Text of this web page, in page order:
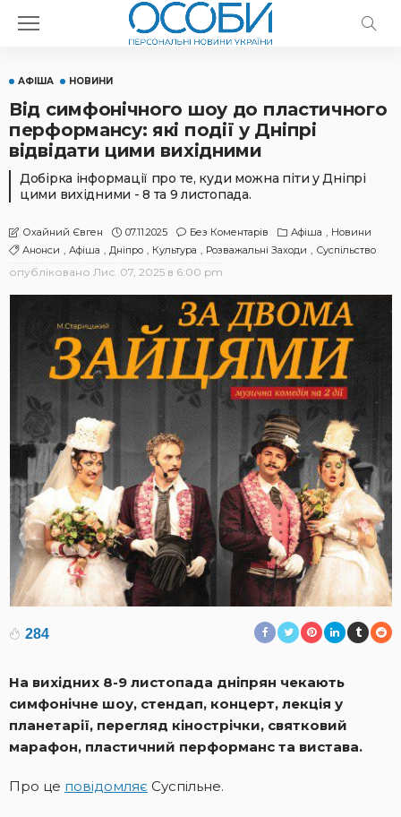
АФІША НОВИНИ
Від симфонічного шоу до пластичного
перформансу: які події у Дніпрі
відвідати цими вихідними
Добірка інформації про те, куди можна піти у Дніпрі
цими вихідними - 8 та 9 листопада.
Охайний Євген 07.11.2025 Без Коментарів Афіша
Новини
Анонси
Афіша Дніпро Культура Розважальні Заходи Суспільство
опубліковано Лис. 07, 2025 в 6:00 pm
284
На вихідних 8-9 листопада дніпрян чекають
симфонічне шоу, стендап, концерт, лекція у
планетарії, перегляд кінострічки, святковий
марафон, пластичний перформанс та вистава.
Про це повідомляє Суспільне.